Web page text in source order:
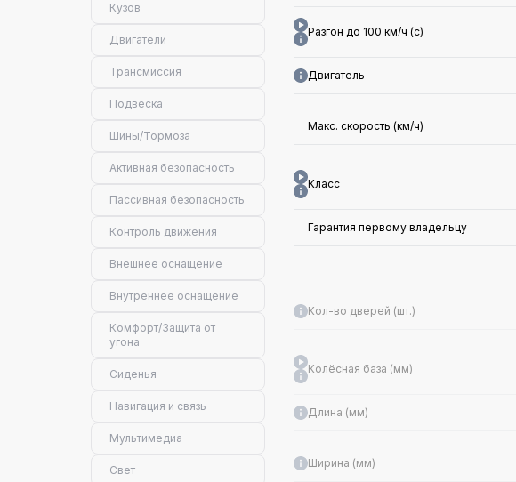
Кузов
Двигатели
Трансмиссия
Подвеска
Шины/Тормоза
Активная безопасность
Пассивная безопасность
Контроль движения
Внешнее оснащение
Внутреннее оснащение
Комфорт/Защита от
угона
Сиденья
Навигация и связь
Мультимедиа
Свет
Разгон до 100 км/ч (с)
Двигатель
Макс. скорость (км/ч)
Класс
Гарантия первому владельцу
Кол-во дверей (шт.)
Колёсная база (мм)
Длина (мм)
Ширина (мм)